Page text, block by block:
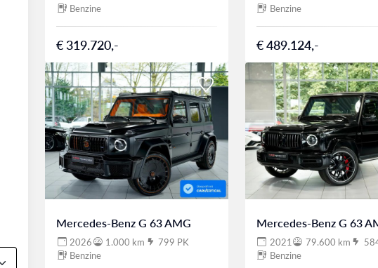
Benzine
€ 319.720,-
Benzine
€ 489.124,-
Mercedes-Benz G 63 AMG
2026 1.000 km
799 PK
Benzine
Mercedes-Benz G 63
2021 79.600 km
Benzine